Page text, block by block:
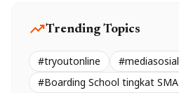
trending_upTrending Topics
#tryoutonline #mediasosial
#Boarding School tingkat SMA